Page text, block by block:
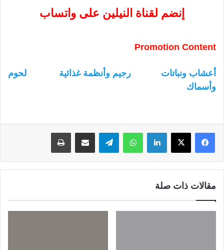
إنضم لقناة النيلين على واتساب
Promotion Content
أعشاب ونباتات رجيم وأنظمة غذائية
لحوم
وأسماك
لينكدإن واتساب
مقالات ذات صلة